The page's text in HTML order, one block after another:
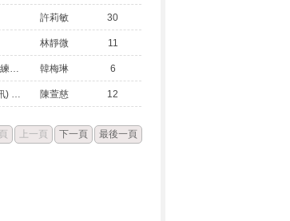
許莉敏 30
林靜微 11
朝陽科技大學辦理會115年度「採購專業人員訓練班」招生簡章 韓梅琳 6
轉知國立政治大學開辦「檔案管理作業實務(視訊) 班」訊息 陳萱慈 12
上一頁 下一頁 最後一頁